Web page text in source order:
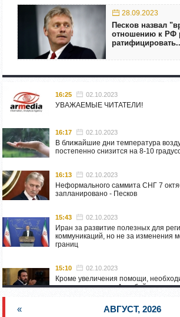
28.09.2023
Песков назвал
отношению к РФ
16:25 02.10.2023
УВАЖАЕМЫЕ ЧИТАТЕЛИ!
16:17 02.10.2023
В ближайшие дни температура
постепенно снизится на 8-10
16:13 02.10.2023
Неформального саммита СНГ 7
запланировано - Песков
15:43 02.10.2023
Иран за развитие полезных для
коммуникаций, но не за изменения
границ
15:10 02.10.2023
Кроме увеличения помощи,
пресечению угроз Азербайджана:
« АВГУСТ, 2026